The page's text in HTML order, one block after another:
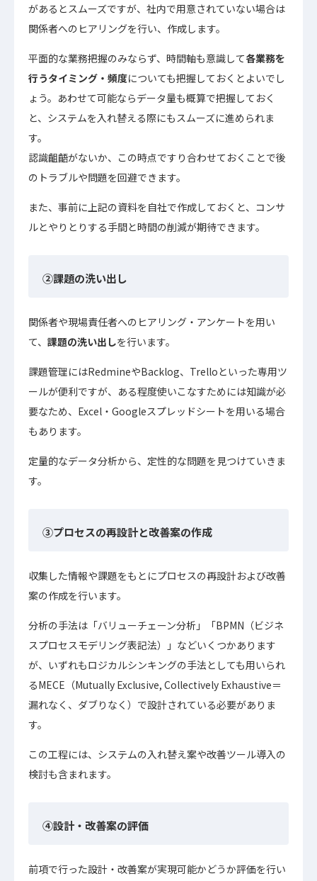
があるとスムーズですが、社内で用意されていない場合は
関係者へのヒアリングを行い、作成します。
平面的な業務把握のみならず、時間軸も意識して各業務を
行うタイミング・頻度についても把握しておくとよいでし
ょう。あわせて可能ならデータ量も概算で把握しておく
と、システムを入れ替える際にもスムーズに進められま
す。
認識齟齬がないか、この時点ですり合わせておくことで後
のトラブルや問題を回避できます。
また、事前に上記の資料を自社で作成しておくと、コンサ
ルとやりとりする手間と時間の削減が期待できます。
②課題の洗い出し
関係者や現場責任者へのヒアリング・アンケートを用い
て、 課題の洗い出しを行います。
課題管理にはRedmineやBacklog、Trelloといった専用ツ
ールが便利ですが、ある程度使いこなすためには知識が必
要なため、Excel・Googleスプレッドシートを用いる場合
もあります。
定量的なデータ分析から、定性的な問題を見つけていきま
す。
③プロセスの再設計と改善案の作成
収集した情報や課題をもとにプロセスの再設計および改善
案の作成を行います。
分析の手法は「バリューチェーン分析」「BPMN（ビジネ
スプロセスモデリング表記法）」などいくつかあります
が、いずれもロジカルシンキングの手法としても用いられ
るMECE（Mutually Exclusive, Collectively Exhaustive＝
漏れなく、ダブりなく）で設計されている必要がありま
す。
この工程には、システムの入れ替え案や改善ツール導入の
検討も含まれます。
④設計・改善案の評価
前項で行った設計・改善案が実現可能かどうか評価を行い